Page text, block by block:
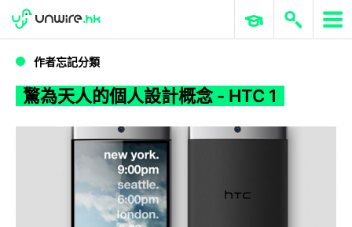
驚為天人的個人設計概念 - HTC 1
WWDC 2026 ERP 與商業 AI
作者忘記分類
驚為天人的個人設計概念 - HTC 1